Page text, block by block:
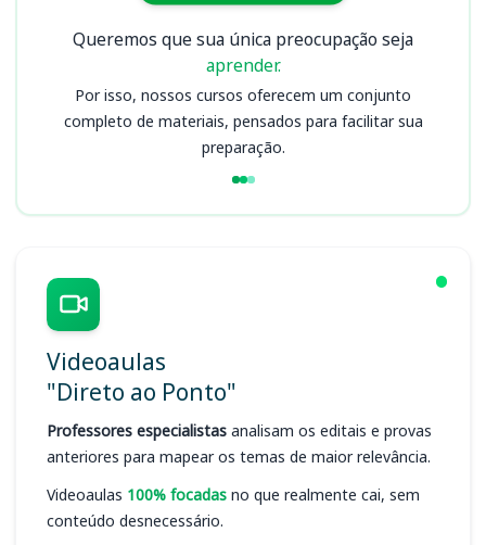
Queremos que sua única preocupação seja
aprender.
Por isso, nossos cursos oferecem um conjunto
completo de materiais, pensados para facilitar sua
preparação.
Videoaulas
"Direto ao Ponto"
Professores especialistas analisam os editais e provas
anteriores para mapear os temas de maior relevância.
Videoaulas 100% focadas no que realmente cai, sem
conteúdo desnecessário.